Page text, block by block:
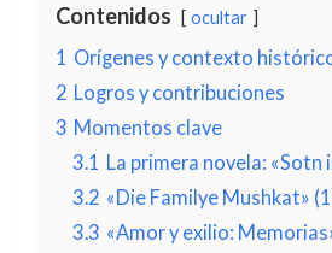
Contenidos ocultar
1 Orígenes y contexto
2 Logros y contribuciones
3 Momentos clave
3.1 La primera novela: «Sotn
3.2 «Die Familye Mushkat»
3.3 «Amor y exilio: